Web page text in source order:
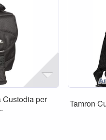
Custodia per Tamron